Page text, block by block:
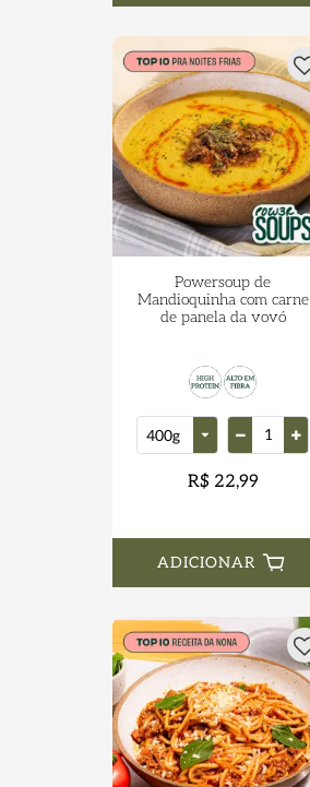
Powersoup de
Mandioquinha com carne
de panela da vovó
R$ 22,99
ADICIONAR